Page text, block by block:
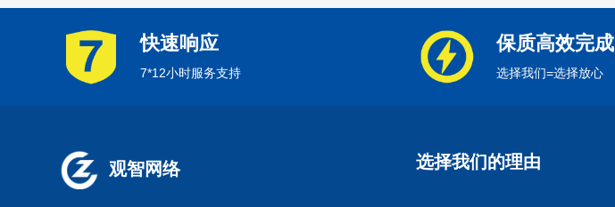
快速响应
7*12小时服务支持
保质高效完成
选择我们=选择放心
观智网络 选择我们的理由